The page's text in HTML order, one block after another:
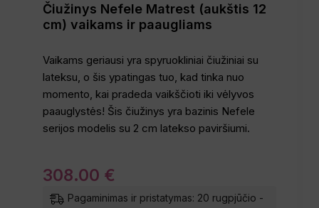
Čiužinys Nefele Matrest (aukštis 12
cm) vaikams ir paaugliams
Vaikams geriausi yra spyruokliniai čiužiniai su
lateksu, o šis ypatingas tuo, kad tinka nuo
momento, kai pradeda vaikščioti iki vėlyvos
paauglystės! Šis čiužinys yra bazinis Nefele
serijos modelis su 2 cm latekso paviršiumi.
308.00 €
Pagaminimas ir pristatymas: 20 rugpjūčio -